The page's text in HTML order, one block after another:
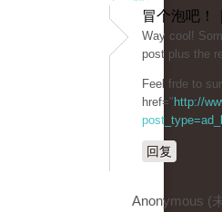
冒个泡吧！
Way co᧐l!
post plus the
Feel frde to
href=" http://
回复
Anonymous (